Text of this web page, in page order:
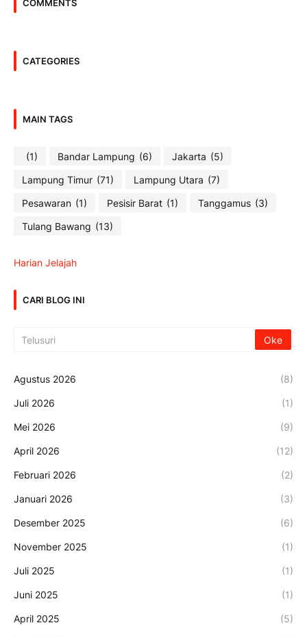
COMMENTS
CATEGORIES
MAIN TAGS
(1) Bandar Lampung (6) Jakarta (5)
Lampung Timur (71) Lampung Utara (7)
Pesawaran (1) Pesisir Barat (1) Tanggamus (3)
Tulang Bawang (13)
Harian Jelajah
CARI BLOG INI
Agustus 2026 (8)
Juli 2026 (1)
Mei 2026 (9)
April 2026 (12)
Februari 2026 (2)
Januari 2026 (3)
Desember 2025 (6)
November 2025 (1)
Juli 2025 (1)
Juni 2025 (1)
April 2025 (5)